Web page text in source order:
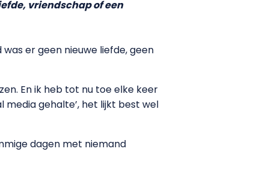
vriendschap of een
er geen nieuwe liefde, geen
En ik heb tot nu toe elke keer
gehalte’, het lijkt best wel
dagen met niemand